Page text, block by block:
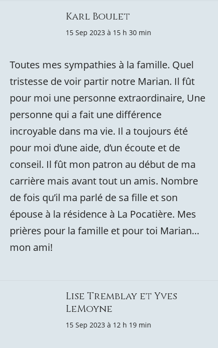
Karl Boulet
15 Sep 2023 à 15 h 30 min
Toutes mes sympathies à la famille. Quel
tristesse de voir partir notre Marian. Il fût
pour moi une personne extraordinaire, Une
personne qui a fait une différence
incroyable dans ma vie. Il a toujours été
pour moi d’une aide, d’un écoute et de
conseil. Il fût mon patron au début de ma
carrière mais avant tout un amis. Nombre
de fois qu’il ma parlé de sa fille et son
épouse à la résidence à La Pocatière. Mes
prières pour la famille et pour toi Marian…
mon ami!
Lise Tremblay et Yves
LeMoyne
15 Sep 2023 à 12 h 19 min